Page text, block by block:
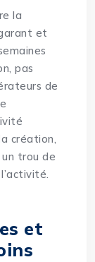
la
et
pas
de
création,
trou de
et